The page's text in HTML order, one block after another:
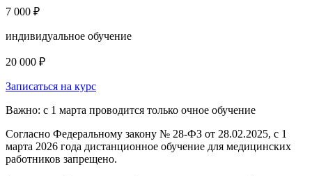
7 000 ₽
индивидуальное обучение
20 000 ₽
Записаться на курс
Важно: с 1 марта проводится только очное обучение
Согласно Федеральному закону № 28-ФЗ от 28.02.2025, с 1
марта 2026 года дистанционное обучение для медицинских
работников запрещено.